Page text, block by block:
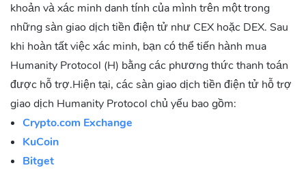
0x44F161aE29361E332dEA039DFA2F404E0bC5B5Cc
khoản và xác minh danh tính của mình trên một trong
những sàn giao dịch tiền điện tử như CEX hoặc DEX. Sau
khi hoàn tất việc xác minh, bạn có thể tiến hành mua
Humanity Protocol (H) bằng các phương thức thanh toán
được hỗ trợ.Hiện tại, các sàn giao dịch tiền điện tử hỗ trợ
giao dịch Humanity Protocol chủ yếu bao gồm:
Crypto.com Exchange
KuCoin
Bitget